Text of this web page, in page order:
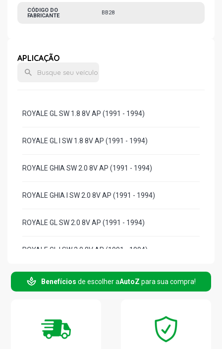
CÓDIGO DO
FABRICANTE
BB28
APLICAÇÃO
ROYALE GL SW 1.8 8V AP (1991 - 1994)
ROYALE GL I SW 1.8 8V AP (1991 - 1994)
ROYALE GHIA SW 2.0 8V AP (1991 - 1994)
ROYALE GHIA I SW 2.0 8V AP (1991 - 1994)
ROYALE GL SW 2.0 8V AP (1991 - 1994)
ROYALE GL I SW 2.0 8V AP (1991 - 1994)
VERSAILLES GL SEDAN 1.8 8V AP (1991 - 1994)
VERSAILLES GHIA SEDAN 2.0 8V AP (1991 - 1994)
Benefícios de escolher aAutoZ para sua compra!